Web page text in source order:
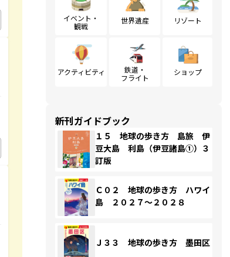
イベント・
観戦
世界遺産 リゾート
アクティビティ
鉄道・
フライト
ショップ
新刊ガイドブック
１５ 地球の歩き方 島旅 伊
豆大島 利島（伊豆諸島①）３
訂版
Ｃ０２ 地球の歩き方 ハワイ
島 ２０２７～２０２８
Ｊ３３ 地球の歩き方 墨田区